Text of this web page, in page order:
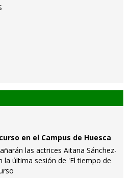
en el Campus de Huesca
las actrices Aitana Sánchez-
la última sesión de 'El tiempo de